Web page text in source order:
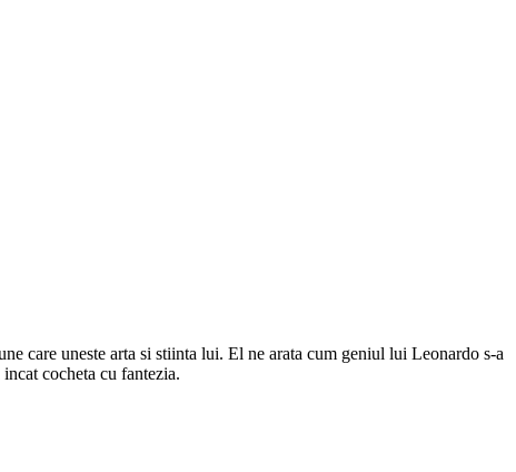
care uneste arta si stiinta lui. El ne arata cum geniul lui Leonardo s-a
cocheta cu fantezia.